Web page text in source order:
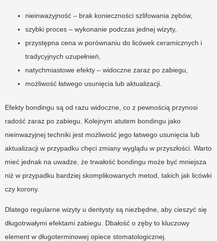
nieinwazyjność – brak konieczności szlifowania zębów,
szybki proces – wykonanie podczas jednej wizyty,
przystępna cena w porównaniu do licówek ceramicznych i
tradycyjnych uzupełnień,
natychmiastowe efekty – widoczne zaraz po zabiegu,
możliwość łatwego usunięcia lub aktualizacji.
Efekty bondingu są od razu widoczne, co z pewnością przynosi
radość zaraz po zabiegu. Kolejnym atutem bondingu jako
nieinwazyjnej techniki jest możliwość jego łatwego usunięcia lub
aktualizacji w przypadku chęci zmiany wyglądu w przyszłości. Warto
mieć jednak na uwadze, że trwałość bondingu może być mniejsza
niż w przypadku bardziej skomplikowanych metod, takich jak licówki
czy korony.
Dlatego regularne wizyty u dentysty są niezbędne, aby cieszyć się
długotrwałymi efektami zabiegu. Dbałość o zęby to kluczowy
element w długoterminowej opiece stomatologicznej.